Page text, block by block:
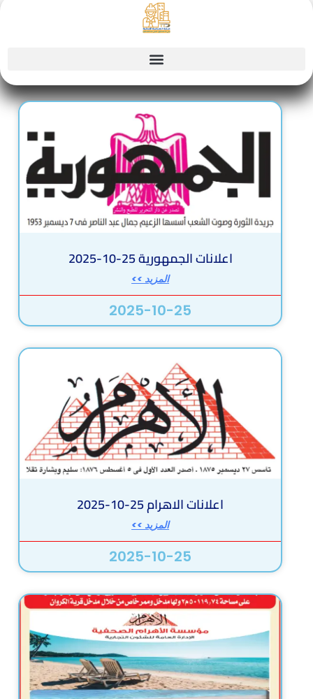
اعلانات الجمهورية 25-10-2025
المزيد >>
2025-10-25
اعلانات الاهرام 25-10-2025
المزيد >>
2025-10-25
Page
PagePagePagePage